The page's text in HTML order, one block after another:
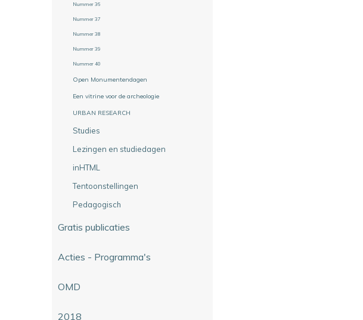
Nummer 36
Nummer 37
Nummer 38
Nummer 39
Nummer 40
Open Monumentendagen
Een vitrine voor de archeologie
URBAN RESEARCH
Studies
Lezingen en studiedagen
inHTML
Tentoonstellingen
Pedagogisch
Gratis publicaties
Acties - Programma's
OMD
2018